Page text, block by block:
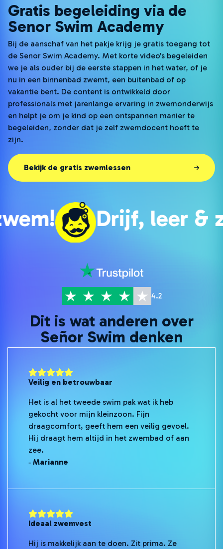
Gratis begeleiding via de
Senor Swim Academy
Bij de aanschaf van het pakje krijg je gratis toegang tot
de Senor Swim Academy. Met korte video's begeleiden
we je als ouder bij de eerste stappen in het water, of je
nu in een binnenbad zwemt, een buitenbad of op
vakantie bent. De content is ontwikkeld door
professionals met jarenlange ervaring in zwemonderwijs
en helpt je om je kind op een ontspannen manier te
begeleiden, zonder dat je zelf zwemdocent hoeft te
zijn.
Bekijk de gratis zwemlessen
leer & zwem!
4.2
Dit is wat anderen over
Señor Swim denken
Veilig en betrouwbaar
Het is al het tweede swim pak wat ik heb
gekocht voor mijn kleinzoon. Fijn
draagcomfort, geeft hem een veilig gevoel.
Hij draagt hem altijd in het zwembad of aan
zee.
‐ Marianne
Ideaal zwemvest
Hij is makkelijk aan te doen. Zit prima. Ze